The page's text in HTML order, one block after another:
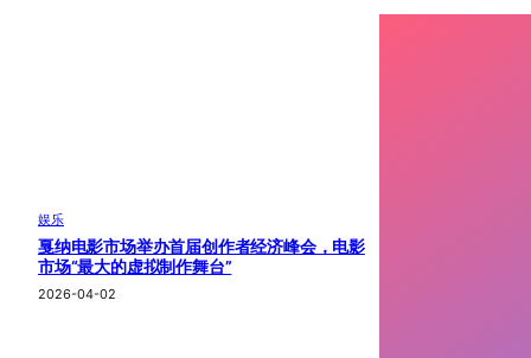
娱乐
戛纳电影市场举办首届创作者经济峰会，电影
市场“最大的虚拟制作舞台”
2026-04-02